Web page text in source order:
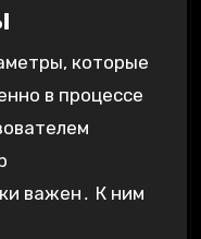
которые
в процессе
важен․ К ним